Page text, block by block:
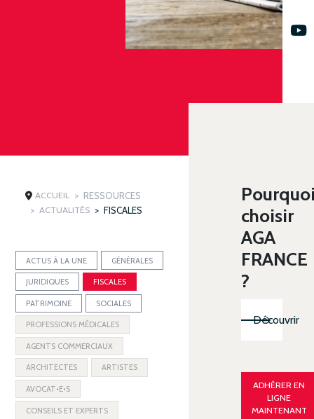
ACCUEIL RESSOURCES
ACTUALITÉS FISCALES
ACTUS À LA UNE GÉNÉRALES
JURIDIQUES FISCALES
PATRIMOINE SOCIALES
PROFESSIONS MÉDICALES
AGENTS COMMERCIAUX
ARCHITECTES ARTISTES
AVOCAT•E•S
CONSEILS ET EXPERTS
choisir
AGA
FRANCE
?
Découvrir
ADHÉRER EN
LIGNE
MAINTENANT